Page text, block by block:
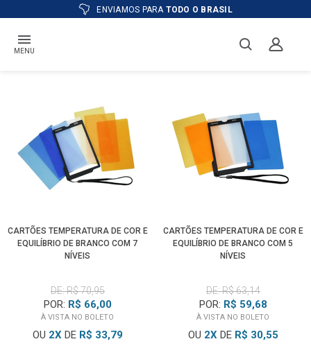
ENVIAMOS PARA TODO O BRASIL
MENU
CARTÕES TEMPERATURA DE COR E
EQUILÍBRIO DE BRANCO COM 7
NÍVEIS
DE: R$ 70,95
POR: R$ 66,00
À VISTA NO BOLETO
OU 2XDE R$ 33,79
CARTÕES TEMPERATURA DE COR E
EQUILÍBRIO DE BRANCO COM 5
NÍVEIS
DE: R$ 63,14
POR: R$ 59,68
À VISTA NO BOLETO
OU 2XDE R$ 30,55